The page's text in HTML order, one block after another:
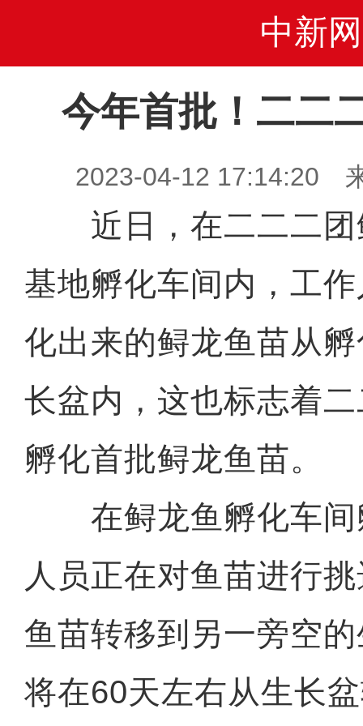
中新网
今年首批！二二
2023-04-12 17:14:20
近日，在二二二团
基地孵化车间内，工
化出来的鲟龙鱼苗从
长盆内，这也标志着
孵化首批鲟龙鱼苗。
在鲟龙鱼孵化车间
人员正在对鱼苗进行
鱼苗转移到另一旁空
将在60天左右从生长